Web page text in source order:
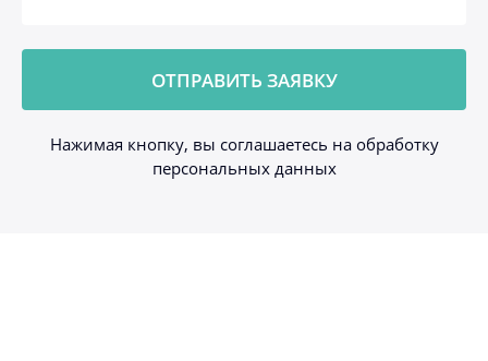
Нажимая кнопку, вы соглашаетесь на обработку
персональных данных